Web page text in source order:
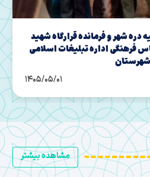
و معارفه مسئولین قدیم و جدید
اسلامی استان ایلام
مشاهده بیشتر